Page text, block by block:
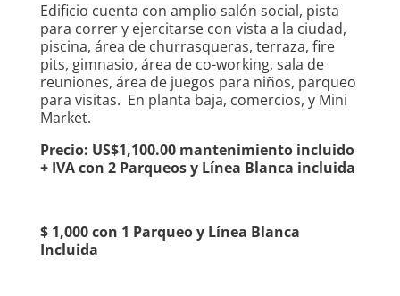
Edificio cuenta con amplio salón social, pista
para correr y ejercitarse con vista a la ciudad,
piscina, área de churrasqueras, terraza, fire
pits, gimnasio, área de co-working, sala de
reuniones, área de juegos para niños, parqueo
para visitas. En planta baja, comercios, y Mini
Market.
Precio: US$1,100.00 mantenimiento incluido
+ IVA con 2 Parqueos y Línea Blanca incluida
$ 1,000 con 1 Parqueo y Línea Blanca
Incluida